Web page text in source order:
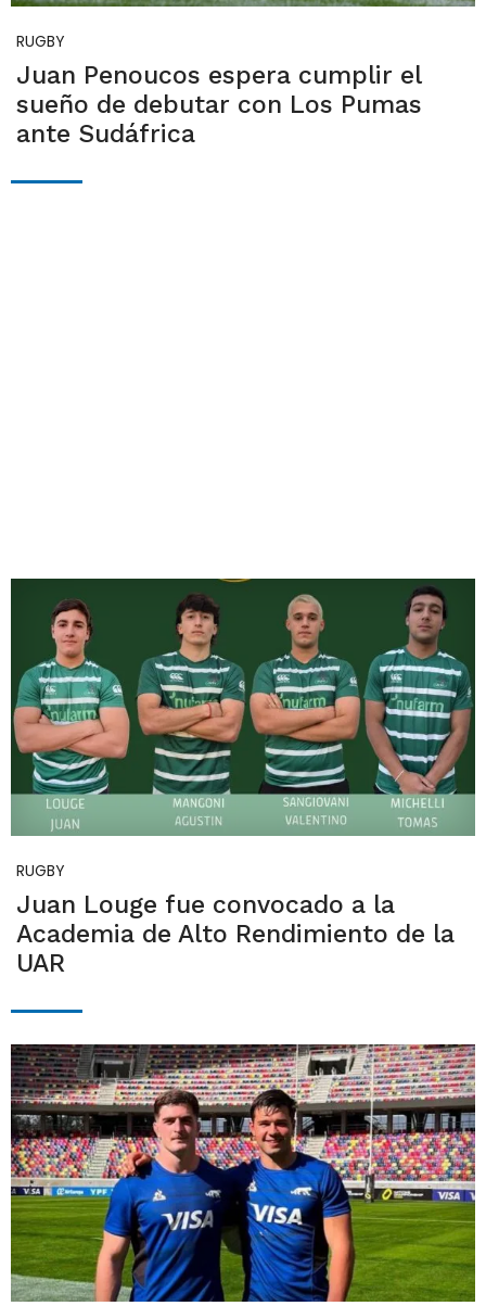
RUGBY
Juan Penoucos espera cumplir el
sueño de debutar con Los Pumas
ante Sudáfrica
RUGBY
Juan Louge fue convocado a la
Academia de Alto Rendimiento de la
UAR